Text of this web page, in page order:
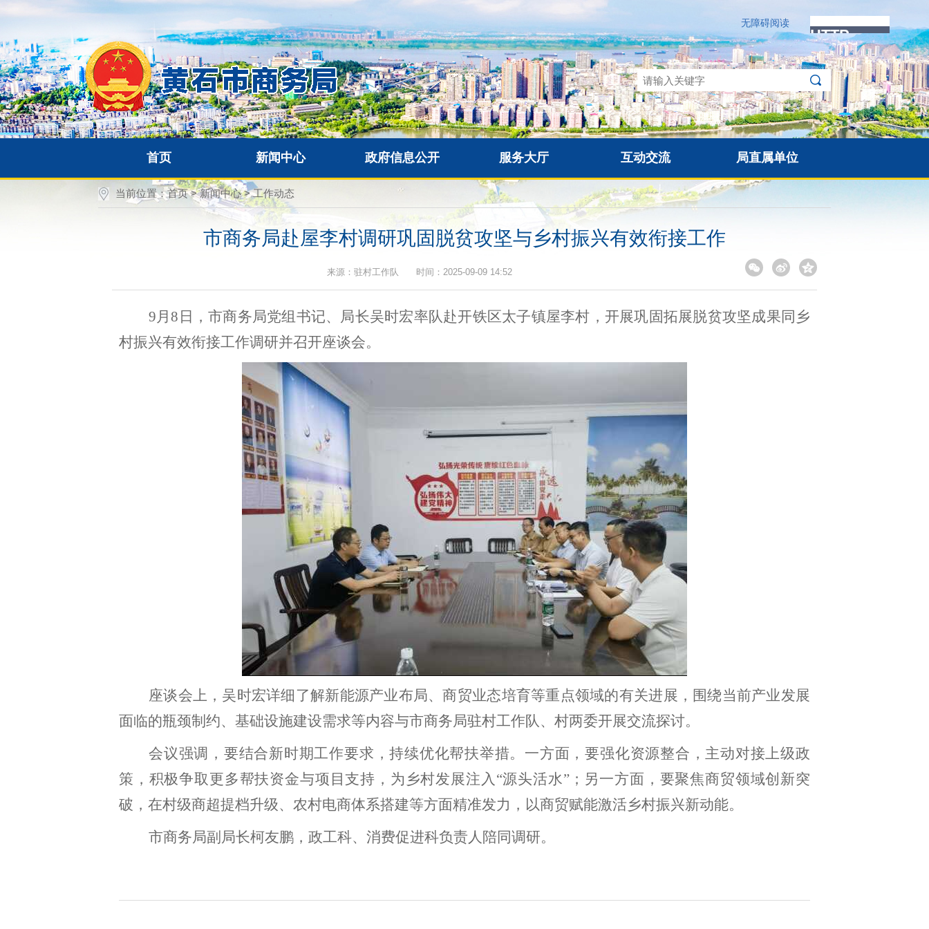
无障碍阅读
首页 新闻中心 政府信息公开 服务大厅 互动交流 局直属单位
当前位置：首页>新闻中心>工作动态
市商务局赴屋李村调研巩固脱贫攻坚与乡村振兴有效衔接工作
来源：驻村工作队 时间：2025-09-09 14:52
9月8日，市商务局党组书记、局长吴时宏率队赴开铁区太子镇屋李村，开展巩固拓展脱贫攻坚成果同乡
村振兴有效衔接工作调研并召开座谈会。
座谈会上，吴时宏详细了解新能源产业布局、商贸业态培育等重点领域的有关进展，围绕当前产业发展
面临的瓶颈制约、基础设施建设需求等内容与市商务局驻村工作队、村两委开展交流探讨。
会议强调，要结合新时期工作要求，持续优化帮扶举措。一方面，要强化资源整合，主动对接上级政
策，积极争取更多帮扶资金与项目支持，为乡村发展注入 “源头活水”；另一方面，要聚焦商贸领域创新突
破，在村级商超提档升级、农村电商体系搭建等方面精准发力，以商贸赋能激活乡村振兴新动能。
市商务局副局长柯友鹏，政工科、消费促进科负责人陪同调研。